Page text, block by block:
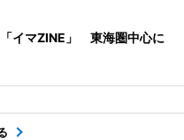
イマZINE」 東海圏中心に